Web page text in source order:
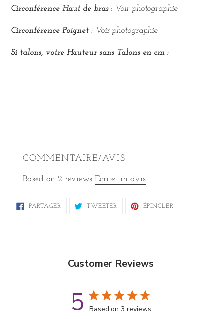
Circonférence Haut de bras : Voir photographie
Circonférence Poignet : Voir photographie
Si talons, votre Hauteur sans Talons en cm :
COMMENTAIRE/AVIS
Based on 2 reviews Ecrire un avis
PARTAGER PARTAGERTWEETER TWEETERÉPINGLER
Customer Reviews
5 Based on 3 reviews